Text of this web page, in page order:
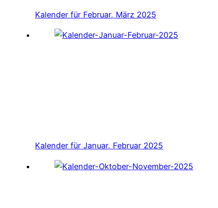
Kalender für Februar, März 2025
Kalender für Januar, Februar 2025